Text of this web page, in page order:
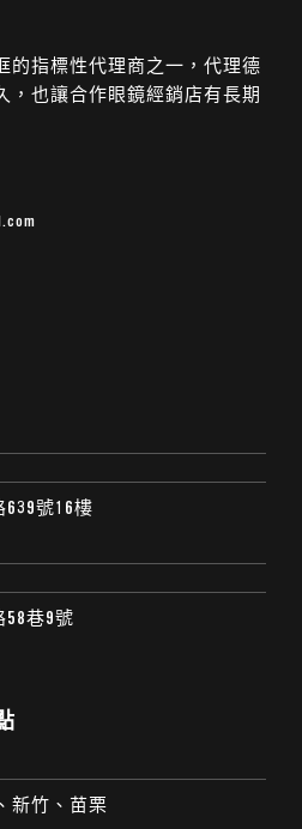
的指標性代理商之一，代理德
，也讓合作眼鏡經銷店有長期
號16樓
58巷9號
新竹、苗栗